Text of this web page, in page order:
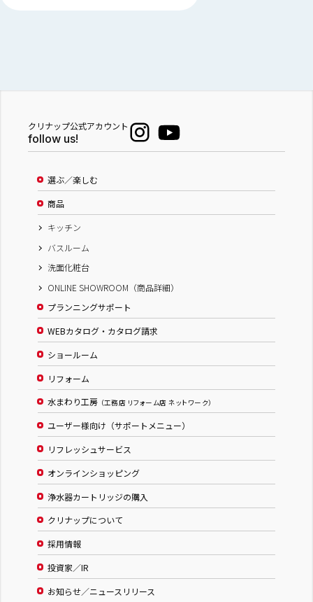
クリナップ公式アカウント
follow us!
選ぶ／楽しむ
商品
キッチン
バスルーム
洗面化粧台
ONLINE SHOWROOM（商品詳細）
プランニングサポート
WEBカタログ・カタログ請求
ショールーム
リフォーム
水まわり工房 （工務店 リフォーム店 ネットワーク）
ユーザー様向け（サポートメニュー）
リフレッシュサービス
オンラインショッピング
浄水器カートリッジの購入
クリナップについて
採用情報
投資家／IR
お知らせ／ニュースリリース